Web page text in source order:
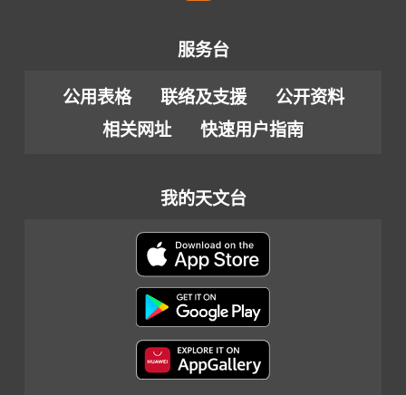
服务台
公用表格 联络及支援
公开资料
相关网址
快速用户指南
我的天文台